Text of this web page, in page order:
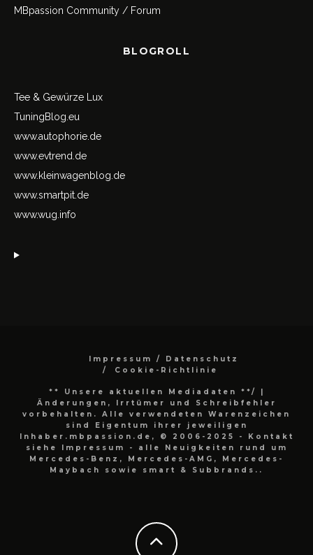
MBpassion Community / Forum
BLOGROLL
Tee & Gewürze Lux
TuningBlog.eu
www.autophorie.de
www.evtrend.de
www.kleinwagenblog.de
www.smartpit.de
www.wug.info
Impressum / Datenschutz
Cookie-Richtlinie
** Unsere aktuellen Mediadaten **/
|
Änderungen, Irrtümer und Schreibfehler
vorbehalten. Alle verwendeten Warenzeichen
sind Eigentum ihrer jeweiligen
Inhaber.mbpassion.de, © 2006-2025 - Kontakt
siehe Impressum - alle Neuigkeiten rund um
Mercedes-Benz, Mercedes-AMG, Mercedes-
Maybach sowie smart & Subbrands..